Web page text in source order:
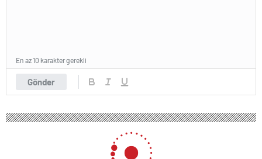
Gönder
En az 10 karakter gerekli